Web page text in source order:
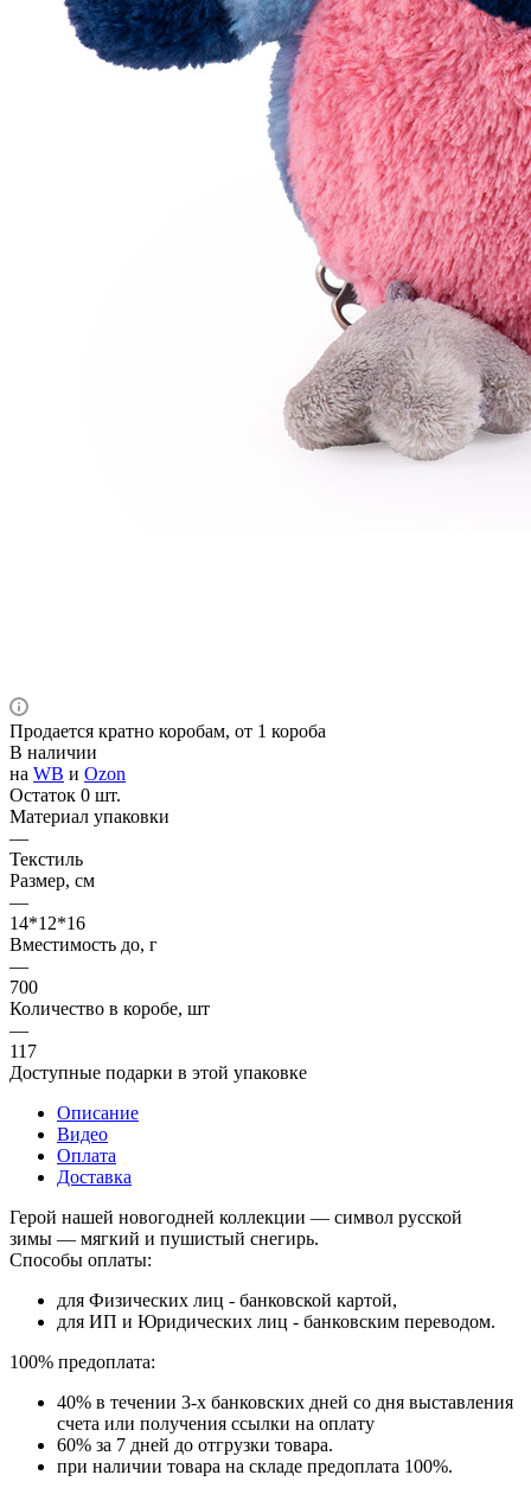
Продается кратно коробам, от 1 короба
В наличии
на WB и Ozon
Остаток 0 шт.
Материал упаковки
—
Текстиль
Размер, см
—
14*12*16
Вместимость до, г
—
700
Количество в коробе, шт
—
117
Доступные подарки в этой упаковке
Описание
Видео
Оплата
Доставка
Герой нашей новогодней коллекции — символ русской
зимы — мягкий и пушистый снегирь.
Способы оплаты:
для Физических лиц - банковской картой,
для ИП и Юридических лиц - банковским переводом.
100% предоплата:
40% в течении 3-х банковских дней со дня выставления
счета или получения ссылки на оплату
60% за 7 дней до отгрузки товара.
при наличии товара на складе предоплата 100%.